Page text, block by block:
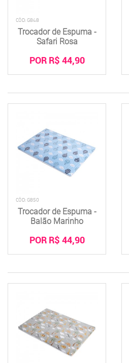
CÓD: G848
Trocador de Espuma -
Safari Rosa
POR R$ 44,90
CÓD: G850
Trocador de Espuma -
Balão Marinho
POR R$ 44,90